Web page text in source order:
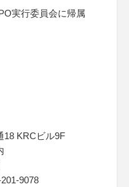
実行委員会に帰属
18 KRCビル9F
9078